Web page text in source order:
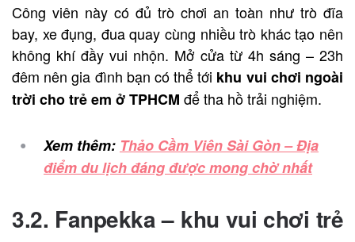
Công viên này có đủ trò chơi an toàn như trò đĩa
bay, xe đụng, đua quay cùng nhiều trò khác tạo nên
không khí đầy vui nhộn. Mở cửa từ 4h sáng – 23h
đêm nên gia đình bạn có thể tới khu vui chơi ngoài
trời cho trẻ em ở TPHCM để tha hồ trải nghiệm.
Xem thêm: Thảo Cầm Viên Sài Gòn – Địa
điểm du lịch đáng được mong chờ nhất
3.2. Fanpekka – khu vui chơi trẻ